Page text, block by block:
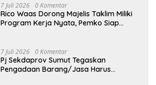
7 Juli 2026 0 Komentar
Rico Waas Dorong Majelis Taklim Miliki
Program Kerja Nyata, Pemko Siap
7 Juli 2026 0 Komentar
Pj Sekdaprov Sumut Tegaskan
Pengadaan Barang/Jasa Harus